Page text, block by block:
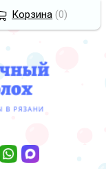
Корзина (0)